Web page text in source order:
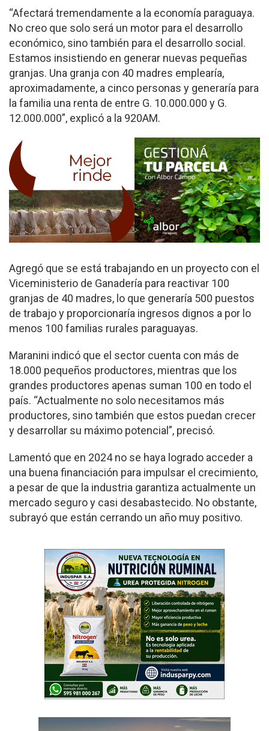
“Afectará tremendamente a la economía paraguaya.
No creo que solo será un motor para el desarrollo
económico, sino también para el desarrollo social.
Estamos insistiendo en generar nuevas pequeñas
granjas. Una granja con 40 madres emplearía,
aproximadamente, a cinco personas y generaría para
la familia una renta de entre G. 10.000.000 y G.
12.000.000”, explicó a la 920AM.
Agregó que se está trabajando en un proyecto con el
Viceministerio de Ganadería para reactivar 100
granjas de 40 madres, lo que generaría 500 puestos
de trabajo y proporcionaría ingresos dignos a por lo
menos 100 familias rurales paraguayas.
Maranini indicó que el sector cuenta con más de
18.000 pequeños productores, mientras que los
grandes productores apenas suman 100 en todo el
país. “Actualmente no solo necesitamos más
productores, sino también que estos puedan crecer
y desarrollar su máximo potencial”, precisó.
Lamentó que en 2024 no se haya logrado acceder a
una buena financiación para impulsar el crecimiento,
a pesar de que la industria garantiza actualmente un
mercado seguro y casi desabastecido. No obstante,
subrayó que están cerrando un año muy positivo.